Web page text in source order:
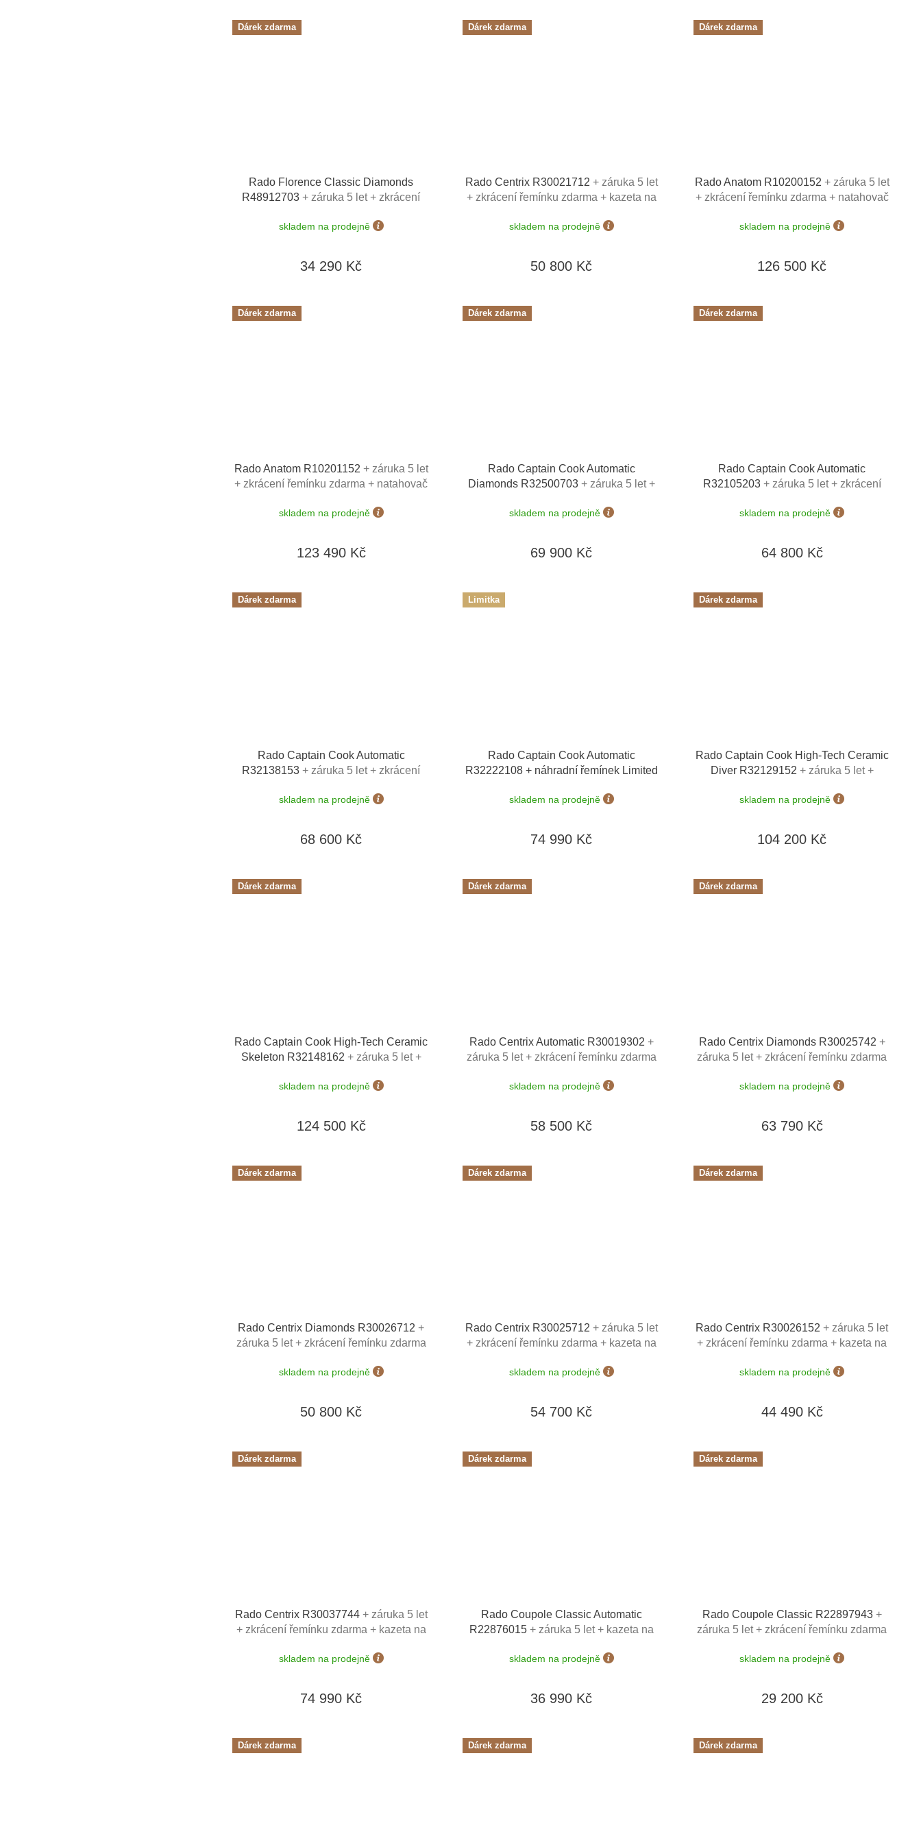
Dárek zdarma
Rado Florence Classic Diamonds
R48912703+ záruka 5 let + zkrácení
Friedrich Lederwaren v hodnotě 1160 Kč
skladem na prodejně
34 290 Kč
Dárek zdarma
Rado Centrix R30021712 + záruka 5 let
+ zkrácení řemínku zdarma + kazeta na
1160 Kč
skladem na prodejně
50 800 Kč
Dárek zdarma
Rado Anatom R10200152 + záruka 5 let
+ zkrácení řemínku zdarma + natahovač
Kč
skladem na prodejně
126 500 Kč
Dárek zdarma
Rado Anatom R10201152 + záruka 5 let
+ zkrácení řemínku zdarma + natahovač
Kč
skladem na prodejně
123 490 Kč
Dárek zdarma
Rado Captain Cook Automatic
Diamonds R32500703 + záruka 5 let +
na hodinky Designhütte v hodnotě 4050
skladem na prodejně
69 900 Kč
Dárek zdarma
Rado Captain Cook Automatic
R32105203 + záruka 5 let + zkrácení
Designhütte v hodnotě 4050 Kč
skladem na prodejně
64 800 Kč
Dárek zdarma
Rado Captain Cook Automatic
R32138153+ záruka 5 let + zkrácení
Designhütte v hodnotě 4050 Kč
skladem na prodejně
68 600 Kč
Limitka
Rado Captain Cook Automatic
R32222108 + náhradní řemínek Limited
zdarma + natahovač na hodinky
skladem na prodejně
74 990 Kč
Dárek zdarma
Rado Captain Cook High-Tech Ceramic
Diver R32129152 + záruka 5 let +
na hodinky Designhütte v hodnotě 4050
skladem na prodejně
104 200 Kč
Dárek zdarma
Rado Captain Cook High-Tech Ceramic
Skeleton R32148162 + záruka 5 let +
na hodinky Designhütte v hodnotě 4050
skladem na prodejně
124 500 Kč
Dárek zdarma
Rado Centrix Automatic R30019302 +
záruka 5 let + zkrácení řemínku zdarma
hodnotě 4050 Kč
skladem na prodejně
58 500 Kč
Dárek zdarma
Rado Centrix Diamonds R30025742 +
záruka 5 let + zkrácení řemínku zdarma
Lederwaren v hodnotě 1160 Kč
skladem na prodejně
63 790 Kč
Dárek zdarma
Rado Centrix Diamonds R30026712+
záruka 5 let + zkrácení řemínku zdarma
Lederwaren v hodnotě 1160 Kč
skladem na prodejně
50 800 Kč
Dárek zdarma
Rado Centrix R30025712 + záruka 5 let
+ zkrácení řemínku zdarma + kazeta na
1160 Kč
skladem na prodejně
54 700 Kč
Dárek zdarma
Rado Centrix R30026152+ záruka 5 let
+ zkrácení řemínku zdarma + kazeta na
1160 Kč
skladem na prodejně
44 490 Kč
Dárek zdarma
Rado Centrix R30037744 + záruka 5 let
+ zkrácení řemínku zdarma + kazeta na
1160 Kč
skladem na prodejně
74 990 Kč
Dárek zdarma
Rado Coupole Classic Automatic
R22876015 + záruka 5 let + kazeta na
960 Kč
skladem na prodejně
36 990 Kč
Dárek zdarma
Rado Coupole Classic R22897943 +
záruka 5 let + zkrácení řemínku zdarma
Lederwaren v hodnotě 1160 Kč
skladem na prodejně
29 200 Kč
Dárek zdarma Dárek zdarma Dárek zdarma